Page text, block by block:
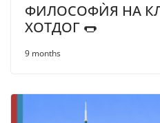
ФИЛОСОФЍЯ НА
ХОТДОГ 🌭
9 months